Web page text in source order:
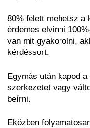
80% felett mehetsz a
érdemes elvinni
van mit gyakorolni,
kérdéssort.
Egymás után kapod
szerkezetet vagy
beírni.
Eközben